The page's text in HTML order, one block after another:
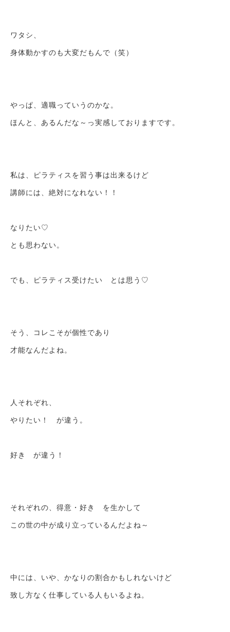
ワタシ、
身体動かすのも大変だもんで（笑）
やっぱ、適職っていうのかな。
ほんと、あるんだな～っ実感しておりますです。
私は、ピラティスを習う事は出来るけど
講師には、絶対になれない！！
なりたい♡
とも思わない。
でも、ピラティス受けたい とは思う♡
そう、コレこそが個性であり
才能なんだよね。
人それぞれ、
やりたい！ が違う。
好き が違う！
それぞれの、得意・好き を生かして
この世の中が成り立っているんだよね～
中には、いや、かなりの割合かもしれないけど
致し方なく仕事している人もいるよね。